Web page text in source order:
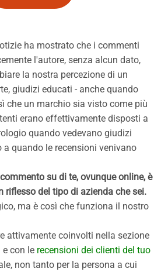
ha mostrato che i commenti
l'autore, senza alcun dato,
la nostra percezione di un
giudizi educati - anche quando
che un marchio sia visto come più
erano effettivamente disposti a
quando vedevano giudizi
quando le recensioni venivano
su di te, ovunque online, è
riflesso del tipo di azienda che sei.
ma è così che funziona il nostro
attivamente coinvolti nella sezione
con le recensioni dei clienti del tuo
non tanto per la persona a cui